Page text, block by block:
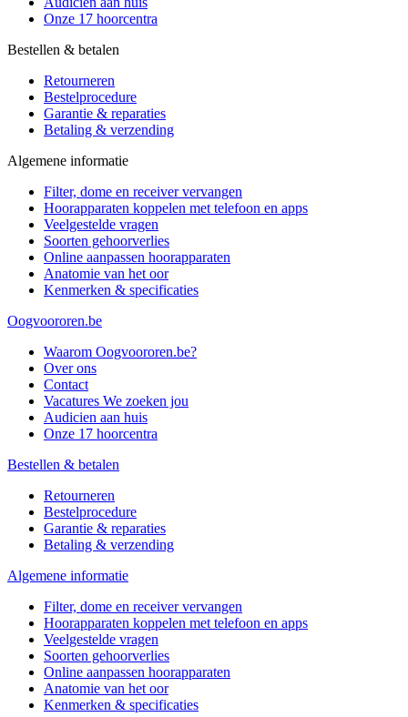
Onze 17 hoorcentra
Bestellen & betalen
Retourneren
Bestelprocedure
Garantie & reparaties
Betaling & verzending
Algemene informatie
Filter, dome en receiver vervangen
Hoorapparaten koppelen met telefoon en apps
Veelgestelde vragen
Soorten gehoorverlies
Online aanpassen hoorapparaten
Anatomie van het oor
Kenmerken & specificaties
Oogvoororen.be
Waarom Oogvoororen.be?
Over ons
Contact
Vacatures We zoeken jou
Audicien aan huis
Onze 17 hoorcentra
Bestellen & betalen
Retourneren
Bestelprocedure
Garantie & reparaties
Betaling & verzending
Algemene informatie
Filter, dome en receiver vervangen
Hoorapparaten koppelen met telefoon en apps
Veelgestelde vragen
Soorten gehoorverlies
Online aanpassen hoorapparaten
Anatomie van het oor
Kenmerken & specificaties